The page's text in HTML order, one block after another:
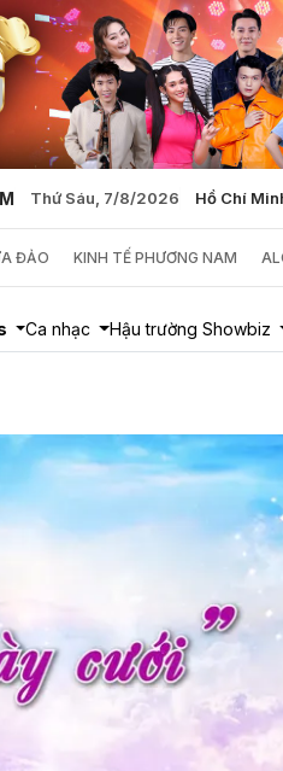
Thứ Sáu, 7/8/2026 Hồ Chí
ĐẢO KINH TẾ PHƯƠNG NAM
Ca nhạc Hậu trường Showbiz